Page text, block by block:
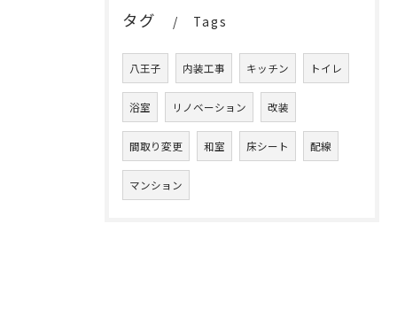
タグ Tags
八王子 内装工事 キッチン トイレ
浴室 リノベーション 改装
間取り変更 和室 床シート 配線
マンション